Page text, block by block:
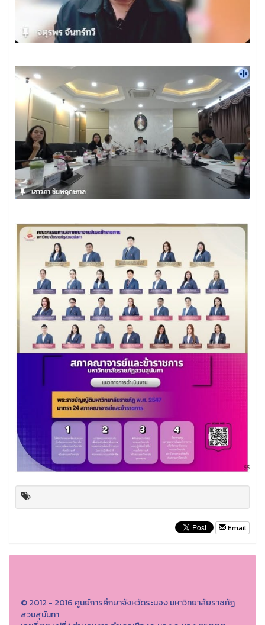
Email
© 2012 - 2016 ศูนย์การศึกษาจังหวัดระนอง มหาวิทยาลัยราชภัฏ
สวนสุนันทา